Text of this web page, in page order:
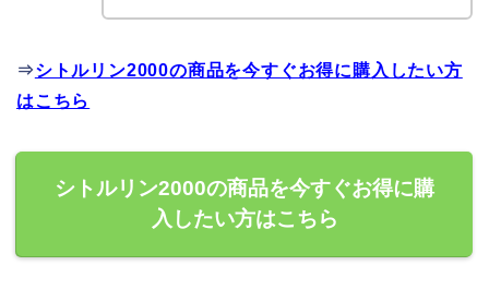
⇒シトルリン2000の商品を今すぐお得に購入したい方
はこちら
シトルリン2000の商品を今すぐお得に購
入したい方はこちら